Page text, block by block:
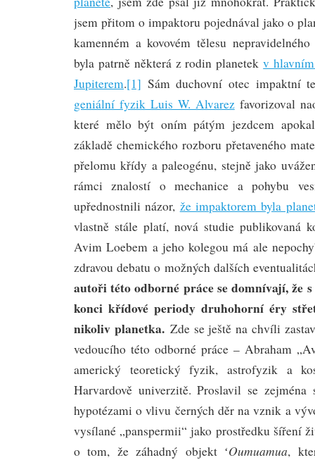
jsem přitom o impaktoru pojednával jako o
kamenném a kovovém tělesu
byla patrně některá z rodin planetekv
Jupiterem.[1] Sám duchovní otec impaktní
geniální fyzik Luis W. Alvarezfavorizoval
které mělo být oním pátým jezdcem
základě chemického rozboru přetaveného
přelomu křídy a paleogénu, stejně jako
rámci znalostí o mechanice a pohybu
upřednostnili názor, že impaktorem byla
vlastně stále platí, nová studie publikovaná
Avim Loebem a jeho kolegou má ale
zdravou debatu o možných dalších
autoři této odborné práce se domnívají, že
konci křídové periody druhohorní éry
nikoliv planetka. Zde se ještě na chvíli
vedoucího této odborné práce – Abraham
americký teoretický fyzik, astrofyzik a
Harvardově univerzitě. Proslavil se zejména
hypotézami o vlivu černých děr na vznik a
vysílané „panspermii“ jako prostředku šíření
o tom, že záhadný objekt ʻOumuamua,